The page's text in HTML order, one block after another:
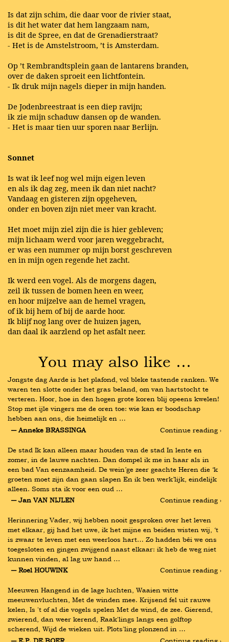
Is dat zijn schim, die daar voor de rivier staat,
is dit het water dat hem langzaam nam,
is dit de Spree, en dat de Grenadierstraat?
- Het is de Amstelstroom, ’t is Amsterdam.
Op ’t Rembrandtsplein gaan de lantarens branden,
over de daken sproeit een lichtfontein.
- Ik druk mijn nagels dieper in mijn handen.
De Jodenbreestraat is een diep ravijn;
ik zie mijn schaduw dansen op de wanden.
- Het is maar tien uur sporen naar Berlijn.
Sonnet
Is wat ik leef nog wel mijn eigen leven
en als ik dag zeg, meen ik dan niet nacht?
Vandaag en gisteren zijn opgeheven,
onder en boven zijn niet meer van kracht.
Het moet mijn ziel zijn die is hier gebleven;
mijn lichaam werd voor jaren weggebracht,
er was een nummer op mijn borst geschreven
en in mijn ogen regende het zacht.
Ik werd een vogel. Als de morgens dagen,
zeil ik tussen de bomen heen en weer,
en hoor mijzelve aan de hemel vragen,
of ik bij hem of bij de aarde hoor.
Ik blijf nog lang over de huizen jagen,
dan daal ik aarzlend op het asfalt neer.
You may also like …
Jongste dag Aarde is het plafond, vol bleke tastende ranken. We
waren ten slotte onder het gras beland, om van hartstocht te
verteren. Hoor, hoe in den hogen grote koren blij opeens kwelen!
Stop met ijle vingers me de oren toe: wie kan er boodschap
hebben aan ons, die heimelijk en …
― Anneke BRASSINGA
Continue reading ›
De stad Ik kan alleen maar houden van de stad In lente en
zomer, in de lauwe nachten. Dan dompel ik me in haar als in
een bad Van eenzaamheid. De wein’ge zeer geachte Heren die ‘k
groeten moet zijn dan gaan slapen En ik ben werk’lijk, eindelijk
alleen. Soms sta ik voor een oud …
― Jan VAN NIJLEN
Continue reading ›
Herinnering Vader, wij hebben nooit gesproken over het leven
met elkaar, gij had het uwe, ik het mijne en beiden wisten wij, ‘t
is zwaar te leven met een weerloos hart… Zo hadden bêi we ons
toegesloten en gingen zwijgend naast elkaar: ik heb de weg niet
kunnen vinden, al lag uw hand …
― Roel HOUWINK
Continue reading ›
Meeuwen Hangend in de lage luchten, Waaien witte
meeuwenvluchten, Met de winden mee. Krijsend fel uit rauwe
kelen, Is 't of al die vogels spelen Met de wind, de zee. Gierend,
zwierend, dan weer kerend, Raak'lings langs een golftop
scherend, Wijd de wieken uit. Plots'ling plonzend in …